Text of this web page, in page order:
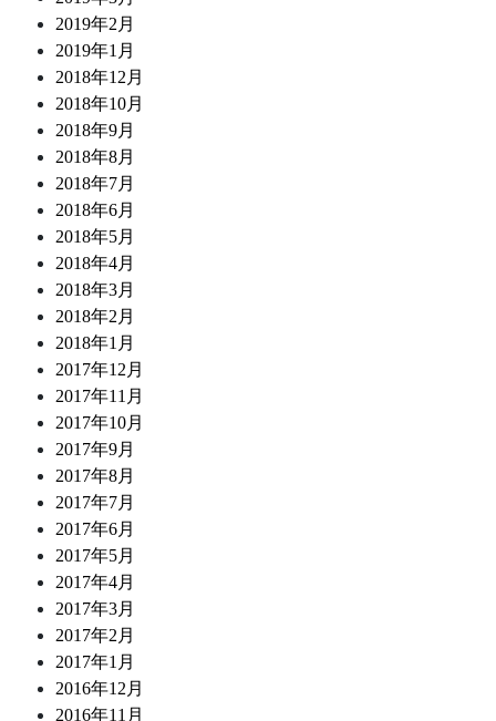
2019年2月
2019年1月
2018年12月
2018年10月
2018年9月
2018年8月
2018年7月
2018年6月
2018年5月
2018年4月
2018年3月
2018年2月
2018年1月
2017年12月
2017年11月
2017年10月
2017年9月
2017年8月
2017年7月
2017年6月
2017年5月
2017年4月
2017年3月
2017年2月
2017年1月
2016年12月
2016年11月